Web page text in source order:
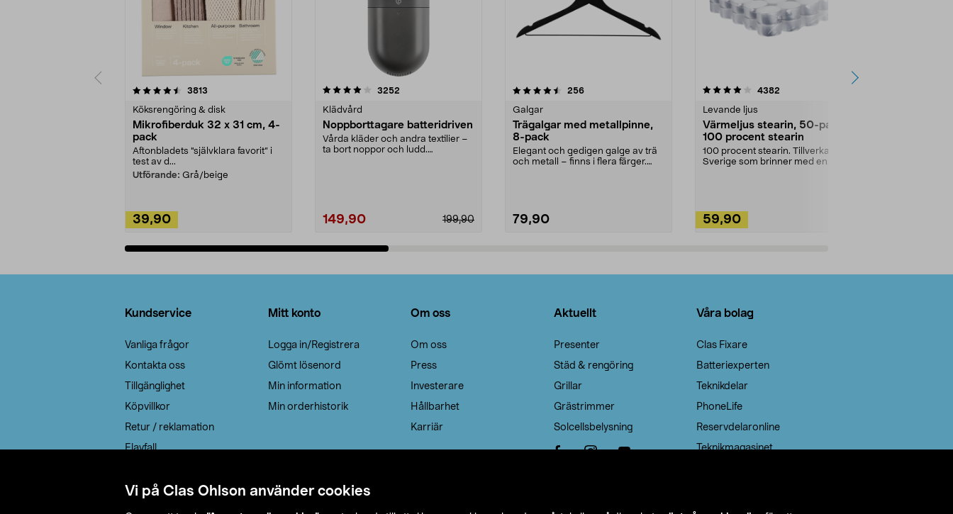
Vi på Clas Ohlson använder cookies
3813
Köksrengöring & disk
Mikrofiberduk 32 x 31 cm, 4-
pack
Aftonbladets "självklara favorit” i
test av d...
Utförande: Grå/beige
39,90
4.0av 5 stjärnor 3252
Klädvård
Noppborttagare batteridriven
Vårda kläder och andra textilier –
ta bort noppor och ludd.
199,90
149,90
4.5av 5 stjärnor 256recensioner
Galgar
Trägalgar med metallpinne,
8-pack
Elegant och gedigen galge av trä
och metall – finns i flera färger.
79,90
4.0av 5 stjärnor 4382
Levande ljus
Värmeljus stearin, 50-pack,
100 procent stearin
100 procent stearin. Tillverkade i
Sverige som brinner med en
59,90
4.5av 5 stjärnor
Kundservice
Vanliga frågor
Kontakta oss
Tillgänglighet
Köpvillkor
Retur / reklamation
Elavfall
Leveransalternativ
Mitt konto
Logga in/Registrera
Glömt lösenord
Min information
Min orderhistorik
Om oss
Om oss
Press
Investerare
Hållbarhet
Karriär
Aktuellt
Presenter
Städ & rengöring
Grillar
Grästrimmer
Solcellsbelysning
Våra bolag
Clas Fixare
Batteriexperten
Teknikdelar
PhoneLife
Reservdelaronline
Teknikmagasinet